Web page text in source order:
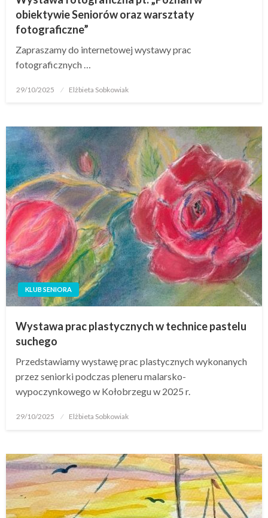
obiektywie Seniorów oraz warsztaty
fotograficzne”
Zapraszamy do internetowej wystawy prac
fotograficznych …
29/10/2025 Elżbieta Sobkowiak
KLUB SENIORA
Wystawa prac plastycznych w technice pastelu
suchego
Przedstawiamy wystawę prac plastycznych wykonanych
przez seniorki podczas pleneru malarsko-
wypoczynkowego w Kołobrzegu w 2025 r.
29/10/2025 Elżbieta Sobkowiak